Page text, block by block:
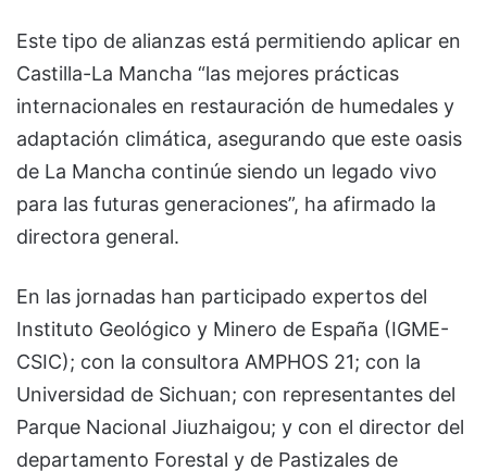
Este tipo de alianzas está permitiendo aplicar en
Castilla-La Mancha “las mejores prácticas
internacionales en restauración de humedales y
adaptación climática, asegurando que este oasis
de La Mancha continúe siendo un legado vivo
para las futuras generaciones”, ha afirmado la
directora general.
En las jornadas han participado expertos del
Instituto Geológico y Minero de España (IGME-
CSIC); con la consultora AMPHOS 21; con la
Universidad de Sichuan; con representantes del
Parque Nacional Jiuzhaigou; y con el director del
departamento Forestal y de Pastizales de